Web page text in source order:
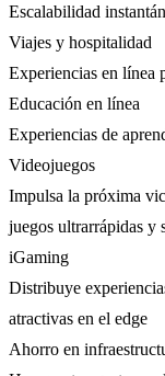
Escalabilidad
Viajes y hospitalidad
Experiencias en línea
Educación en línea
Experiencias de
Videojuegos
Impulsa la próxima
juegos ultrarrápidas y
iGaming
Distribuye
atractivas en el edge
Ahorro en